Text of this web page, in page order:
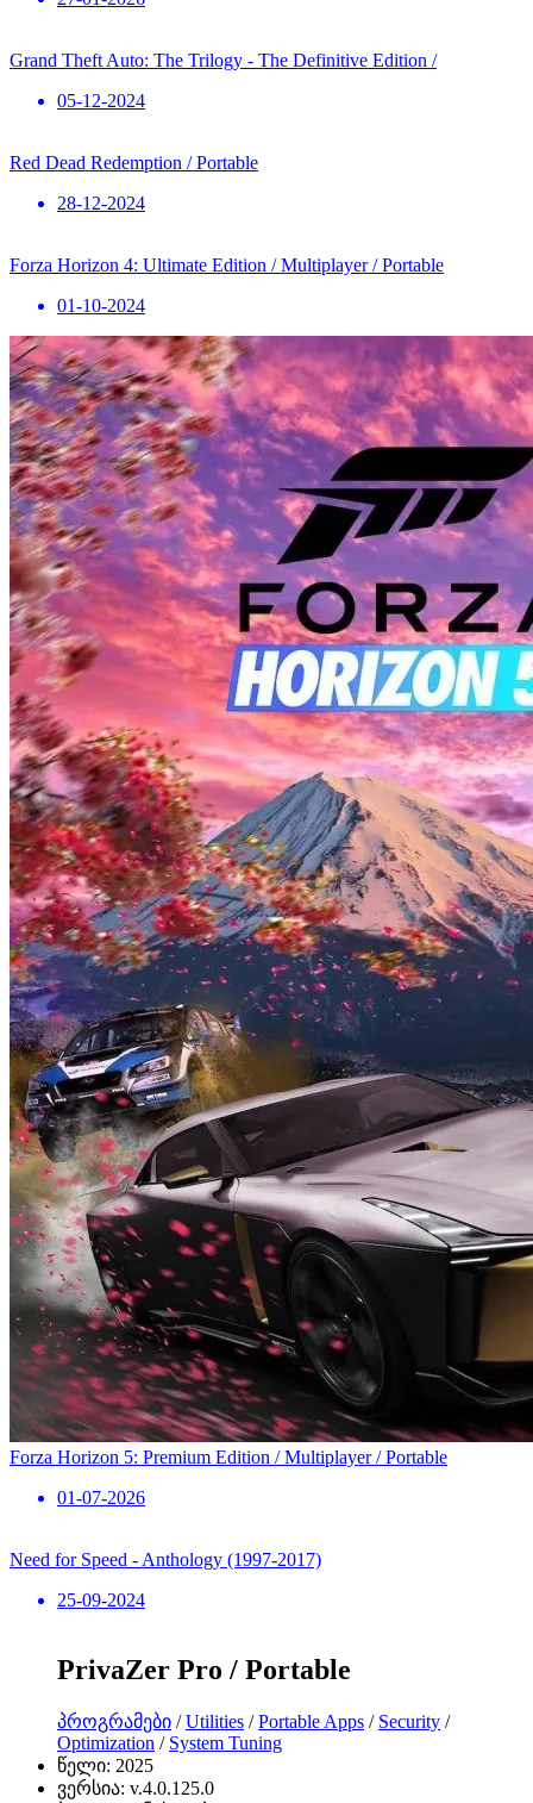
Grand Theft Auto: The Trilogy - The Definitive Edition /
05-12-2024
Red Dead Redemption / Portable
28-12-2024
Forza Horizon 4: Ultimate Edition / Multiplayer / Portable
01-10-2024
Forza Horizon 5: Premium Edition / Multiplayer / Portable
01-07-2026
Need for Speed ​​- Anthology (1997-2017)
25-09-2024
PrivaZer Pro / Portable
პროგრამები /Utilities /Portable Apps / Security /
Optimization / System Tuning
წელი: 2025
ვერსია: v.4.0.125.0